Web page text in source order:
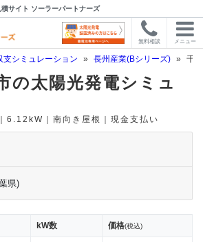
サイト ソーラーパートナーズ
無料相談 メニュー
支シミュレーション » 長州産業(Bシリーズ) » 千
の太陽光発電シミュ
6.12kW｜南向き屋根｜現金支払い
葉県)
kW数 価格(税込)